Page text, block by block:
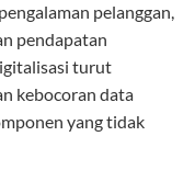
pelanggan,
pendapatan
turut
kebocoran data
yang tidak